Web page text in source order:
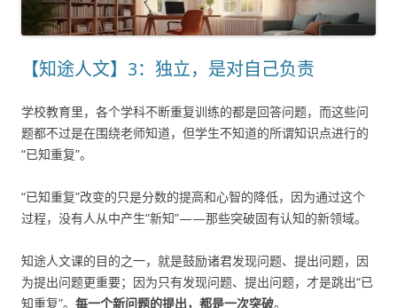
【知途人文】3：独立，是对自己负责
学校教育里，各个学科不断重复训练的都是回答问题，而这些问
题都不过是在围绕老师知道，但学生不知道的所谓知识点进行的
“已知重复”。
“已知重复”改变的只是分数的提高和心智的降低，因为通过这个
过程，没有人从中产生“新知”——那些突破固有认知的新领域。
知途人文课的目的之一，就是鼓励诸君发现问题、提出问题，因
为提出问题更重要；因为只有发现问题、提出问题，才是跳出“已
知重复”。 每一个新问题的提出，都是一次突破。